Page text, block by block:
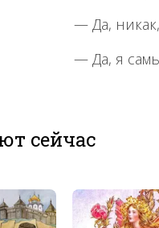
— Да,
— Да, я
сейчас